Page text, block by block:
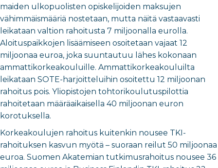
maiden ulkopuolisten opiskelijoiden maksujen
vähimmäismääriä nostetaan, mutta näitä vastaavasti
leikataan valtion rahoitusta 7 miljoonalla eurolla.
Aloituspaikkojen lisäämiseen osoitetaan vajaat 12
miljoonaa euroa, joka suuntautuu lähes kokonaan
ammattikorkeakouluille. Ammattikorkeakouluilta
leikataan SOTE-harjoitteluihin osoitettu 12 miljoonan
rahoitus pois. Yliopistojen tohtorikoulutuspilottia
rahoitetaan määräaikaisella 40 miljoonan euron
korotuksella.
Korkeakoulujen rahoitus kuitenkin nousee TKI-
rahoituksen kasvun myötä – suoraan reilut 50 miljoonaa
euroa. Suomen Akatemian tutkimusrahoitus nousee 36